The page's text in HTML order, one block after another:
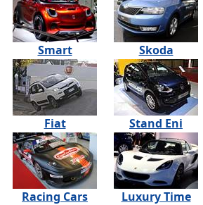
Smart Skoda
Fiat Stand Eni
Racing Cars
Luxury Time